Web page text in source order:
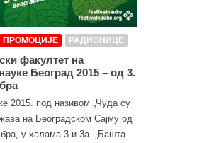
ПРОМОЦИЈЕ РАДИОНИЦЕ
факултет на
Београд 2015 – од 3.
2015. под називом „Чуда су
на Београдском Сајму од
у халама 3 и 3а. „Башта